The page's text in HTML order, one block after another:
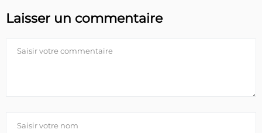
Laisser un commentaire